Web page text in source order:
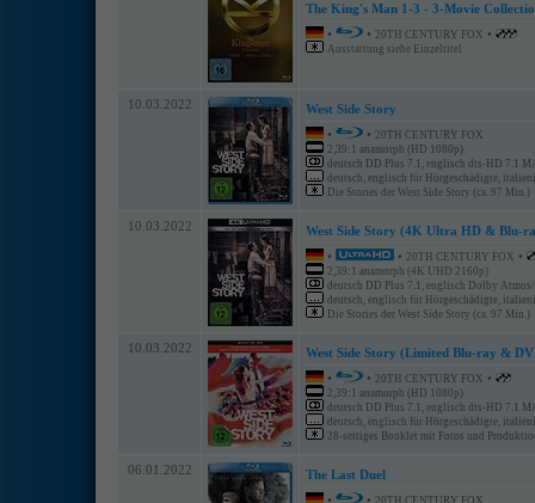
The King's Man 1-3 - 3-Movie
•
• 20TH CENTURY FOX •
Ausstattung siehe Einzeltitel
10.03.2022
West Side Story
•
• 20TH CENTURY FOX
2,39:1 anamorph (HD 1080p)
deutsch DD Plus 7.1, englisch dts-HD 7.1
deutsch, englisch für Hörgeschädigte,
Die Stories der West Side Story (ca. 97 Min.)
10.03.2022
West Side Story (4K Ultra HD & Blu-
•
• 20TH CENTURY FOX •
2,39:1 anamorph (4K UHD 2160p)
deutsch DD Plus 7.1, englisch Dolby
deutsch, englisch für Hörgeschädigte,
Die Stories der West Side Story (ca. 97 Min.)
10.03.2022
West Side Story (Limited Blu-ray &
•
• 20TH CENTURY FOX •
2,39:1 anamorph (HD 1080p)
deutsch DD Plus 7.1, englisch dts-HD 7.1
deutsch, englisch für Hörgeschädigte,
28-seitiges Booklet mit Fotos und
06.01.2022
The Last Duel
•
• 20TH CENTURY FOX